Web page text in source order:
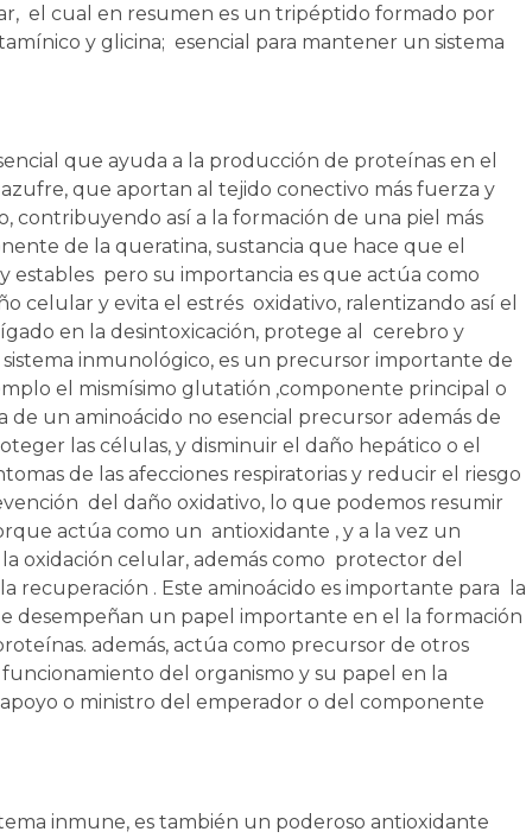
el cual en resumen es un tripéptido formado por
y glicina; esencial para mantener un sistema
que ayuda a la producción de proteínas en el
que aportan al tejido conectivo más fuerza y
contribuyendo así a la formación de una piel más
de la queratina, sustancia que hace que el
estables pero su importancia es que actúa como
celular y evita el estrés oxidativo, ralentizando así el
en la desintoxicación, protege al cerebro y
inmunológico, es un precursor importante de
el mismísimo glutatión ,componente principal o
un aminoácido no esencial precursor además de
las células, y disminuir el daño hepático o el
de las afecciones respiratorias y reducir el riesgo
del daño oxidativo, lo que podemos resumir
actúa como un antioxidante , y a la vez un
oxidación celular, además como protector del
recuperación . Este aminoácido es importante para la
desempeñan un papel importante en el la formación
además, actúa como precursor de otros
del organismo y su papel en la
o ministro del emperador o del componente
inmune, es también un poderoso antioxidante